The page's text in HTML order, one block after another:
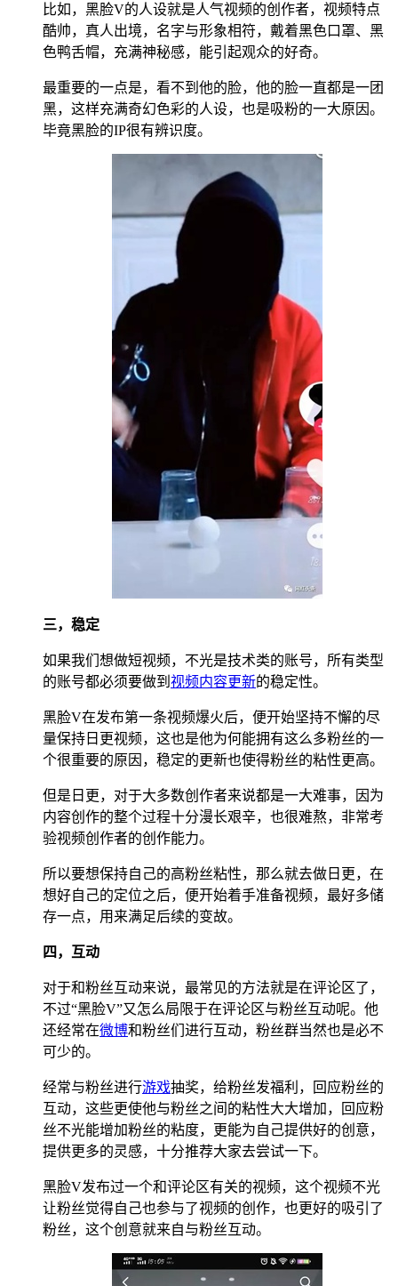
比如，黑脸V的人设就是人气视频的创作者，视频特点
酷帅，真人出境，名字与形象相符，戴着黑色口罩、黑
色鸭舌帽，充满神秘感，能引起观众的好奇。
最重要的一点是，看不到他的脸，他的脸一直都是一团
黑，这样充满奇幻色彩的人设，也是吸粉的一大原因。
毕竟黑脸的IP很有辨识度。
三，稳定
如果我们想做短视频，不光是技术类的账号，所有类型
的账号都必须要做到 视频内容更新的稳定性。
黑脸V在发布第一条视频爆火后，便开始坚持不懈的尽
量保持日更视频，这也是他为何能拥有这么多粉丝的一
个很重要的原因，稳定的更新也使得粉丝的粘性更高。
但是日更，对于大多数创作者来说都是一大难事，因为
内容创作的整个过程十分漫长艰辛，也很难熬，非常考
验视频创作者的创作能力。
所以要想保持自己的高粉丝粘性，那么就去做日更，在
想好自己的定位之后，便开始着手准备视频，最好多储
存一点，用来满足后续的变故。
四，互动
对于和粉丝互动来说，最常见的方法就是在评论区了，
不过“黑脸V”又怎么局限于在评论区与粉丝互动呢。他
还经常在微博和粉丝们进行互动，粉丝群当然也是必不
可少的。
经常与粉丝进行游戏抽奖，给粉丝发福利，回应粉丝的
互动，这些更使他与粉丝之间的粘性大大增加，回应粉
丝不光能增加粉丝的粘度，更能为自己提供好的创意，
提供更多的灵感，十分推荐大家去尝试一下。
黑脸V发布过一个和评论区有关的视频，这个视频不光
让粉丝觉得自己也参与了视频的创作，也更好的吸引了
粉丝，这个创意就来自与粉丝互动。